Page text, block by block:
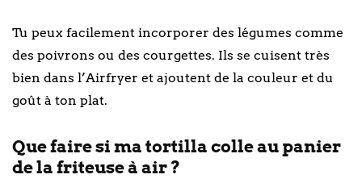
Tu peux facilement incorporer des légumes comme
des poivrons ou des courgettes. Ils se cuisent très
bien dans l’Airfryer et ajoutent de la couleur et du
goût à ton plat.
Que faire si ma tortilla colle au panier
de la friteuse à air ?